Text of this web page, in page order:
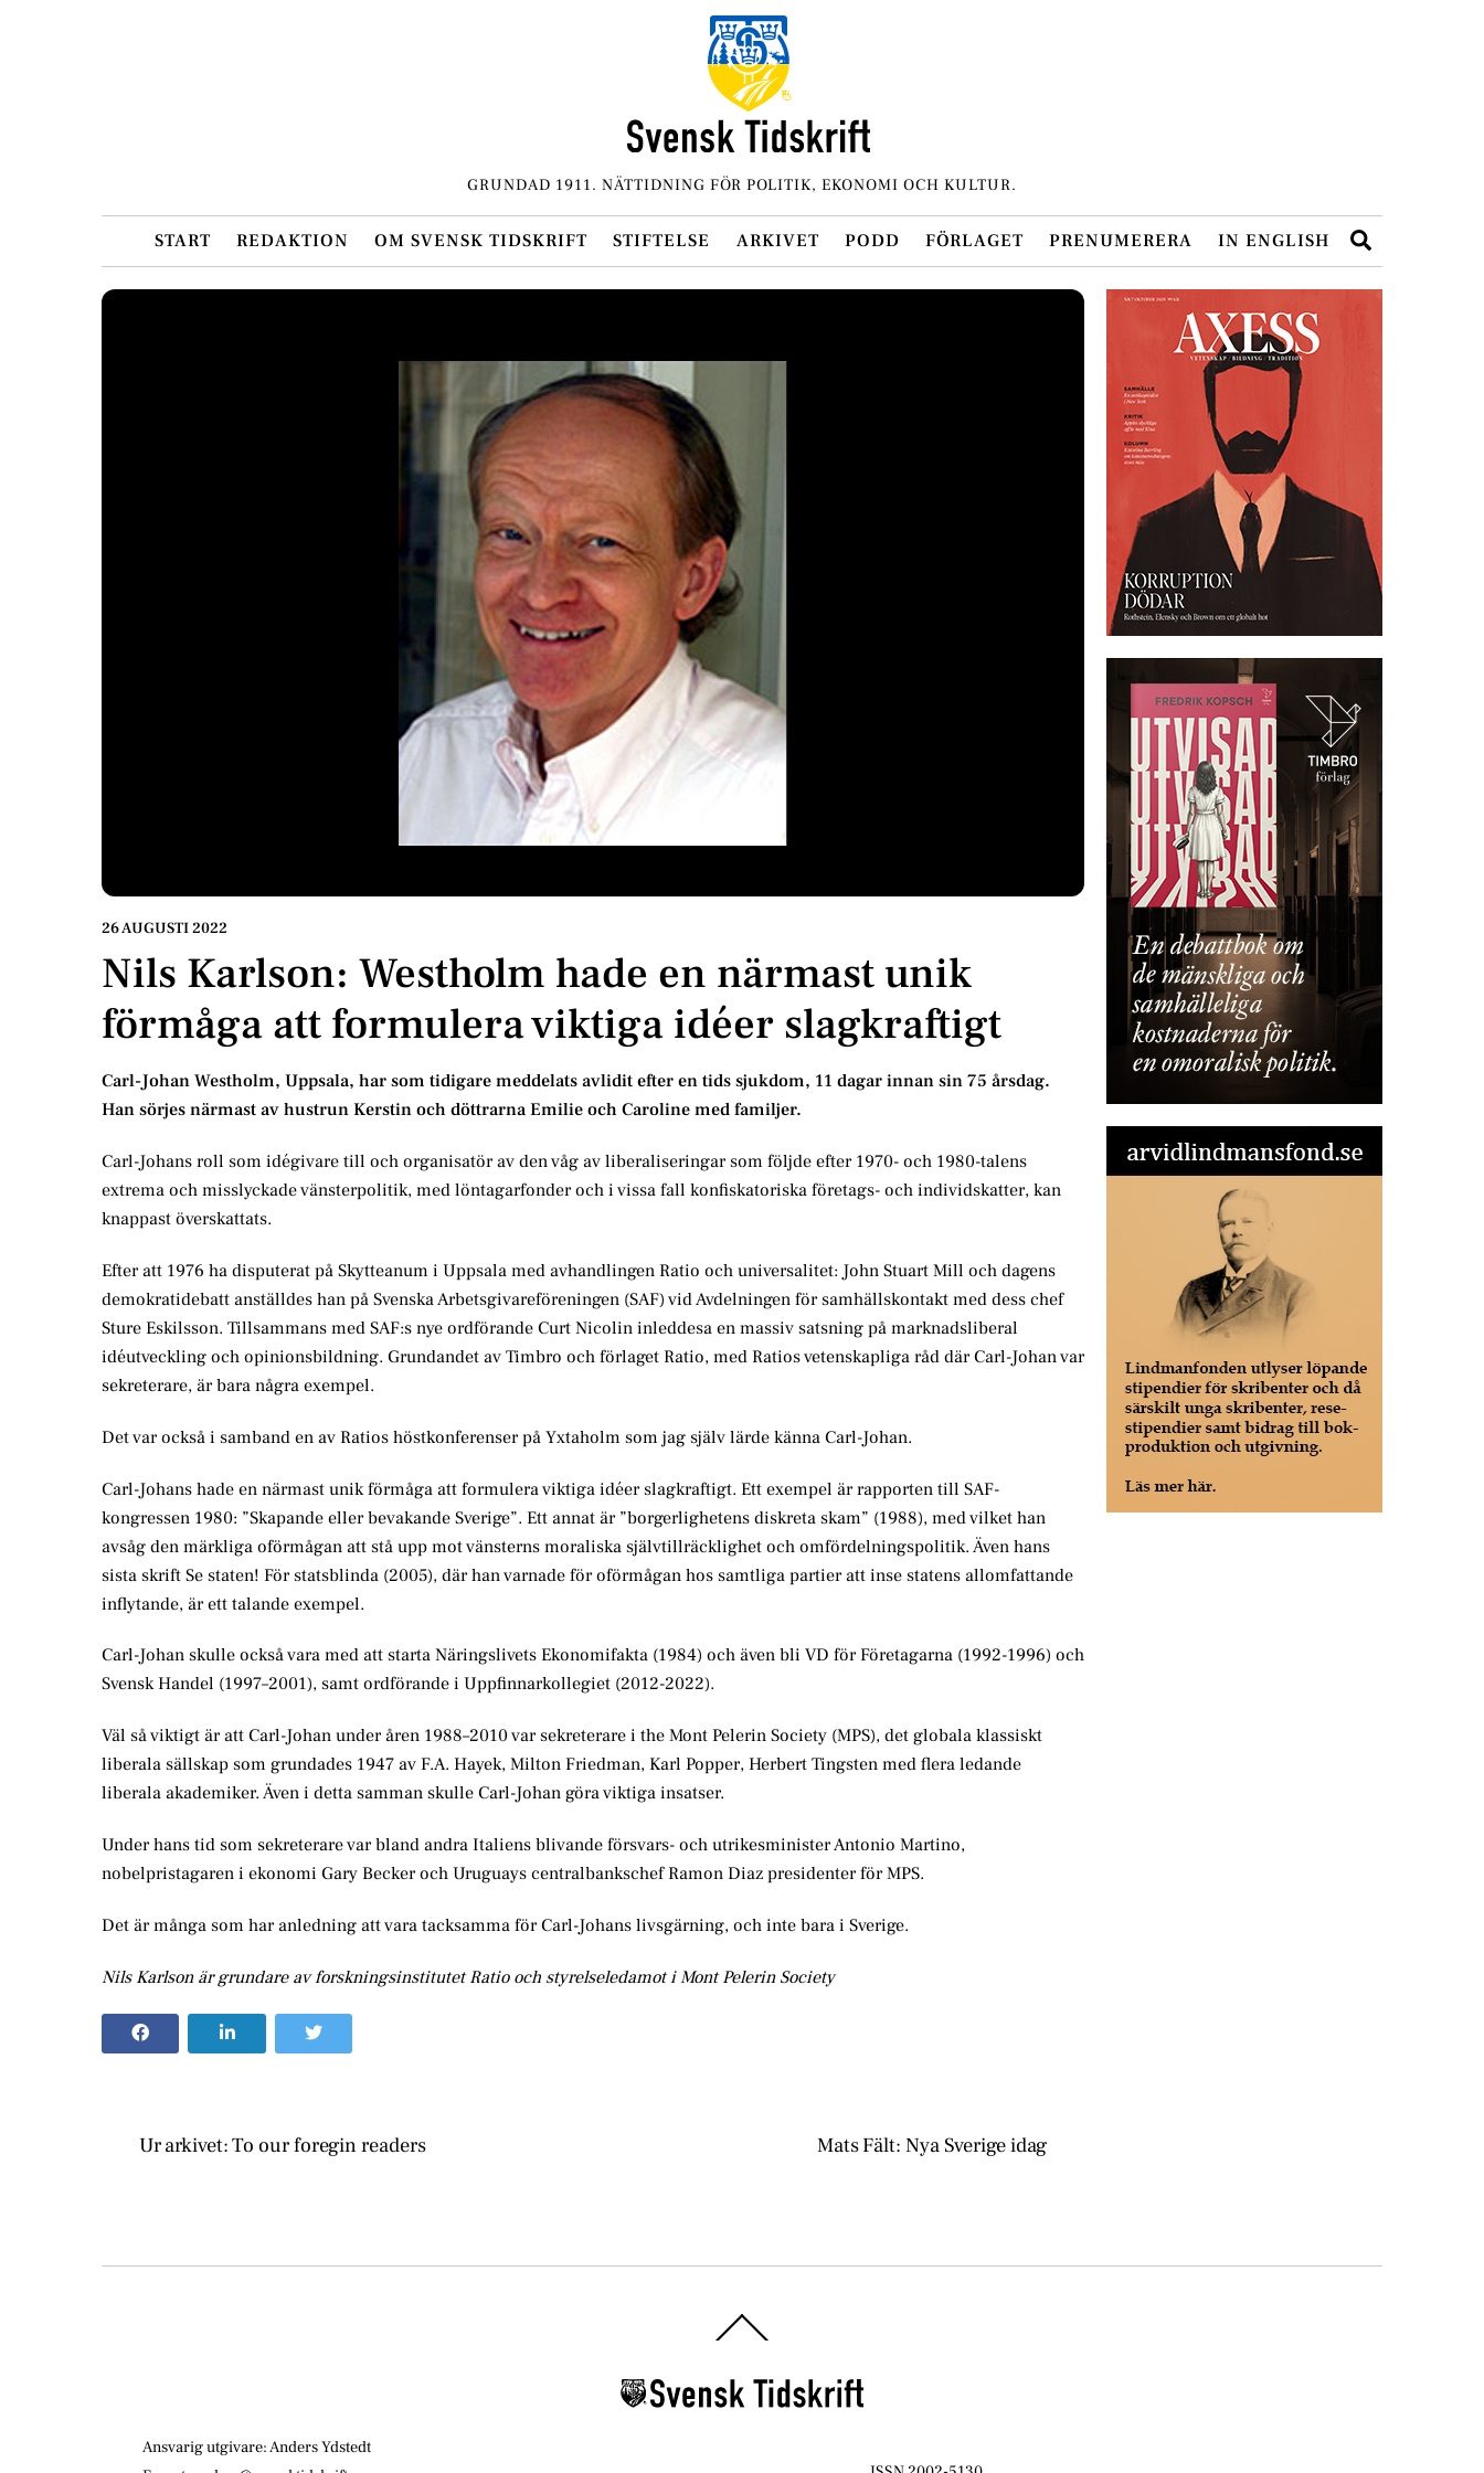
GRUNDAD 1911. NÄTTIDNING FÖR POLITIK, EKONOMI OCH KULTUR.
START REDAKTION OM SVENSK TIDSKRIFT STIFTELSE ARKIVET PODD FÖRLAGET PRENUMERERA IN ENGLISH
26 AUGUSTI 2022
Nils Karlson: Westholm hade en närmast unik
förmåga att formulera viktiga idéer slagkraftigt
Carl-Johan Westholm, Uppsala, har som tidigare meddelats avlidit efter en tids sjukdom, 11 dagar innan sin 75 årsdag.
Han sörjes närmast av hustrun Kerstin och döttrarna Emilie och Caroline med familjer.
Carl-Johans roll som idégivare till och organisatör av den våg av liberaliseringar som följde efter 1970- och 1980-talens
extrema och misslyckade vänsterpolitik, med löntagarfonder och i vissa fall konfiskatoriska företags- och individskatter, kan
knappast överskattats.
Efter att 1976 ha disputerat på Skytteanum i Uppsala med avhandlingen Ratio och universalitet: John Stuart Mill och dagens
demokratidebatt anställdes han på Svenska Arbetsgivareföreningen (SAF) vid Avdelningen för samhällskontakt med dess chef
Sture Eskilsson. Tillsammans med SAF:s nye ordförande Curt Nicolin inleddesa en massiv satsning på marknadsliberal
idéutveckling och opinionsbildning. Grundandet av Timbro och förlaget Ratio, med Ratios vetenskapliga råd där Carl-Johan var
sekreterare, är bara några exempel.
Det var också i samband en av Ratios höstkonferenser på Yxtaholm som jag själv lärde känna Carl-Johan.
Carl-Johans hade en närmast unik förmåga att formulera viktiga idéer slagkraftigt. Ett exempel är rapporten till SAF-
kongressen 1980: ”Skapande eller bevakande Sverige”. Ett annat är ”borgerlighetens diskreta skam” (1988), med vilket han
avsåg den märkliga oförmågan att stå upp mot vänsterns moraliska självtillräcklighet och omfördelningspolitik. Även hans
sista skrift Se staten! För statsblinda (2005), där han varnade för oförmågan hos samtliga partier att inse statens allomfattande
inflytande, är ett talande exempel.
Carl-Johan skulle också vara med att starta Näringslivets Ekonomifakta (1984) och även bli VD för Företagarna (1992-1996) och
Svensk Handel (1997–2001), samt ordförande i Uppfinnarkollegiet (2012-2022).
Väl så viktigt är att Carl-Johan under åren 1988–2010 var sekreterare i the Mont Pelerin Society (MPS), det globala klassiskt
liberala sällskap som grundades 1947 av F.A. Hayek, Milton Friedman, Karl Popper, Herbert Tingsten med flera ledande
liberala akademiker. Även i detta samman skulle Carl-Johan göra viktiga insatser.
Under hans tid som sekreterare var bland andra Italiens blivande försvars- och utrikesminister Antonio Martino,
nobelpristagaren i ekonomi Gary Becker och Uruguays centralbankschef Ramon Diaz presidenter för MPS.
Det är många som har anledning att vara tacksamma för Carl-Johans livsgärning, och inte bara i Sverige.
Nils Karlson är grundare av forskningsinstitutet Ratio och styrelseledamot i Mont Pelerin Society
Ur arkivet: To our foregin readers Mats Fält: Nya Sverige idag
To
Ansvarig utgivare: Anders Ydstedt